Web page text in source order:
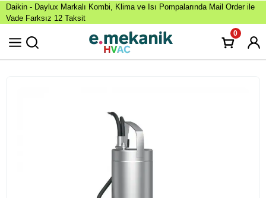
Daikin - Daylux Markalı Kombi, Klima ve Isı Pompalarında Mail Order ile
Vade Farksız 12 Taksit
0